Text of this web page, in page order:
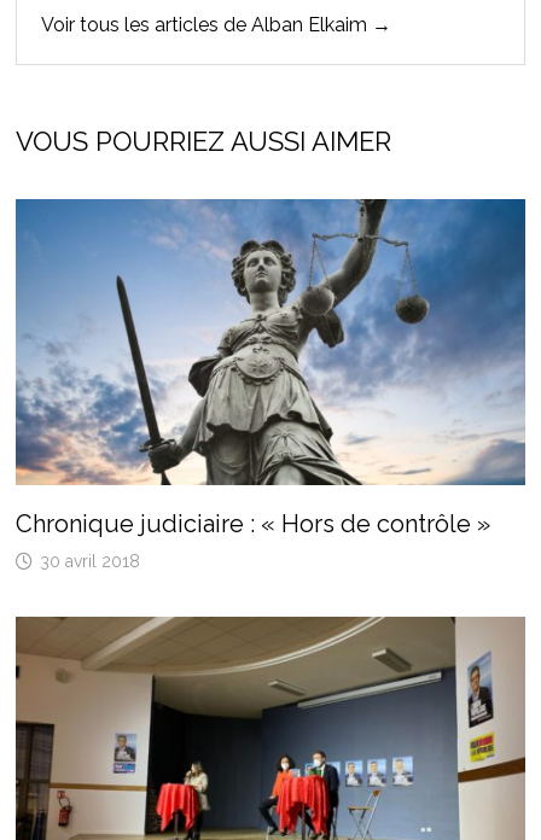
Voir tous les articles de Alban Elkaim →
VOUS POURRIEZ AUSSI AIMER
Chronique judiciaire : « Hors de contrôle »
30 avril 2018